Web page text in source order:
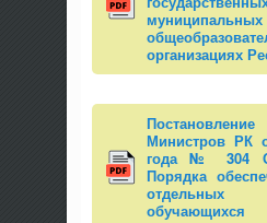
муниципальных
организациях
Министров РК
года № 304
Порядка
обучающихся